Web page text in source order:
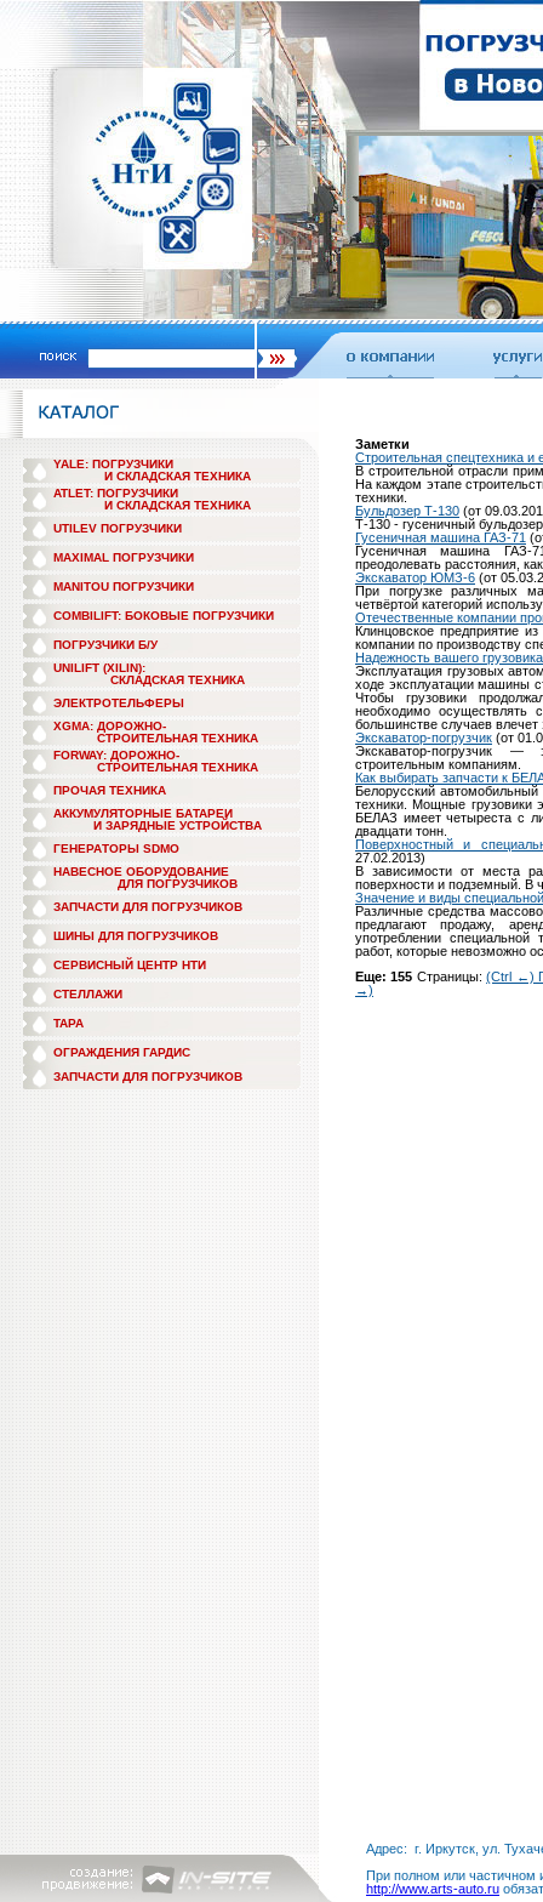
YALE: ПОГРУЗЧИКИ
И СКЛАДСКАЯ ТЕХНИКА
ATLET: ПОГРУЗЧИКИ
И СКЛАДСКАЯ ТЕХНИКА
UTILEV ПОГРУЗЧИКИ
MAXIMAL ПОГРУЗЧИКИ
MANITOU ПОГРУЗЧИКИ
COMBILIFT: БОКОВЫЕ ПОГРУЗЧИКИ
ПОГРУЗЧИКИ Б/У
UNILIFT (XILIN):
СКЛАДСКАЯ ТЕХНИКА
ЭЛЕКТРОТЕЛЬФЕРЫ
XGMA: ДОРОЖНО-
СТРОИТЕЛЬНАЯ ТЕХНИКА
FORWAY: ДОРОЖНО-
СТРОИТЕЛЬНАЯ ТЕХНИКА
ПРОЧАЯ ТЕХНИКА
АККУМУЛЯТОРНЫЕ БАТАРЕИ
И ЗАРЯДНЫЕ УСТРОЙСТВА
ГЕНЕРАТОРЫ SDMO
НАВЕСНОЕ ОБОРУДОВАНИЕ
ДЛЯ ПОГРУЗЧИКОВ
ЗАПЧАСТИ ДЛЯ ПОГРУЗЧИКОВ
ШИНЫ ДЛЯ ПОГРУЗЧИКОВ
СЕРВИСНЫЙ ЦЕНТР НТИ
СТЕЛЛАЖИ
ТАРА
ОГРАЖДЕНИЯ ГАРДИС
ЗАПЧАСТИ ДЛЯ ПОГРУЗЧИКОВ
Заметки
Строительная спецтехника и
В строительной отрасли
На каждом этапе
техники.
Бульдозер Т-130 (от
Т-130 - гусеничный
Гусеничная машина ГАЗ-71
Гусеничная машина ГАЗ-
преодолевать расстояния,
Экскаватор ЮМЗ-6 (от
При погрузке различных
четвёртой категорий
Отечественные компании
Клинцовское предприятие
компании по производству
Надежность вашего грузовика
Эксплуатация грузовых
ходе эксплуатации машины
Чтобы грузовики
необходимо осуществлять
большинстве случаев
Экскаватор-погрузчик (от
Экскаватор-погрузчик
строительным компаниям.
Как выбирать запчасти к
Белорусский
техники. Мощные грузовики
БЕЛАЗ имеет четыреста с
двадцати тонн.
Поверхностный и
27.02.2013)
В зависимости от места
поверхности и подземный. В
Значение и виды
Различные средства
предлагают продажу,
употреблении специальной
работ, которые невозможно
Еще: 155 Страницы:(Ctrl ←)
→)
Адрес: г. Иркутск, ул.
При полном или частичном
http://www.arts-auto.ru